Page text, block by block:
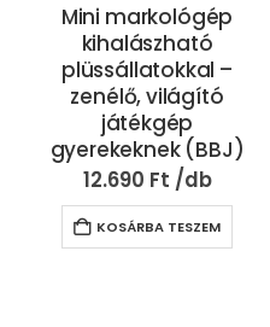
Mini markológép
kihalászható
plüssállatokkal –
zenélő, világító
játékgép
gyerekeknek (BBJ)
12.690 Ft
KOSÁRBA TESZEM